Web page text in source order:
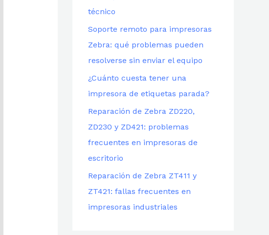
técnico
Soporte remoto para impresoras
Zebra: qué problemas pueden
resolverse sin enviar el equipo
¿Cuánto cuesta tener una
impresora de etiquetas parada?
Reparación de Zebra ZD220,
ZD230 y ZD421: problemas
frecuentes en impresoras de
escritorio
Reparación de Zebra ZT411 y
ZT421: fallas frecuentes en
impresoras industriales